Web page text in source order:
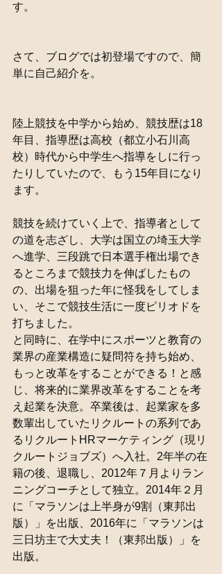
す。
さて、ブログでは初登場ですので、簡
単に自己紹介を。
陸上競技を中学から始め、競技歴は18
年目、指導歴は高校（都立小石川高
校）時代から中学生へ指導をしに行っ
たりしていたので、もう15年目になり
ます。
競技を続けていく上で、指導者として
の道を志ざし、大学は国立の埼玉大学
へ進学、三段跳で日本選手権出場でき
るところまで競技力を伸ばしたもの
の、出場を狙った年に怪我をしてしま
い、そこで競技生活に一度ピリオドを
打ちました。
と同時に、在学中にスポーツと教育の
業界の産業構造に疑問符を持ち始め、
もっと改革をすることができる！と感
じ、将来的に業界改革をすることを考
え起業を決意。卒業後は、起業家を多
数輩出していたリクルートの系列であ
るリクルートHRマーケティング（現リ
クルートジョブズ）へ入社。2年半の在
籍の後、退職し、2012年７月よりラン
ニングコーチとして独立。2014年２月
に「マラソンは上半身が9割（東邦出
版）」を出版、2016年に「マラソンは
三日坊主で大丈夫！（東邦出版）」を
出版。